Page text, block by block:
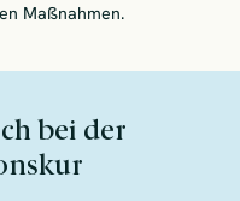
Maßnahmen.
bei der